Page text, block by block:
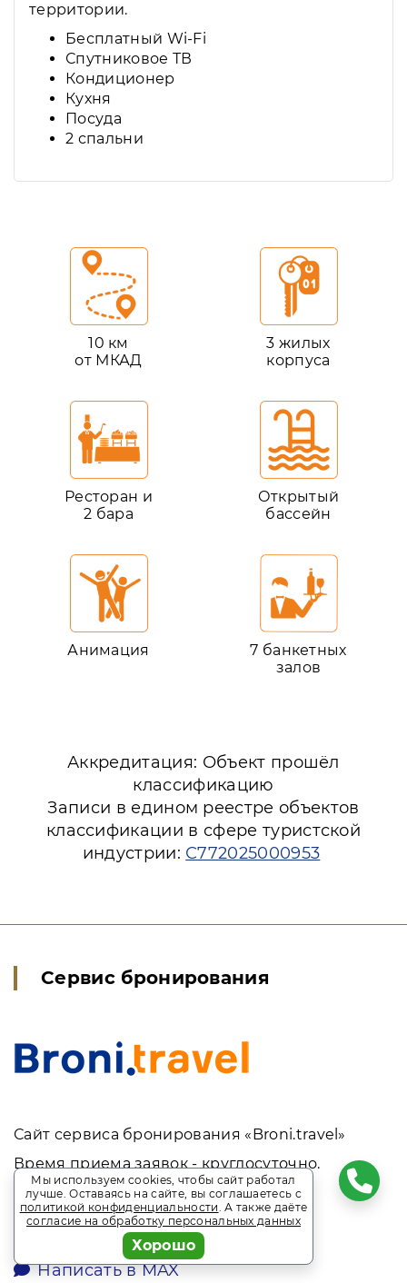
территории.
Бесплатный Wi-Fi
Спутниковое ТВ
Кондиционер
Кухня
Посуда
2 спальни
10 км
от МКАД
3 жилых
корпуса
Ресторан и
2 бара
Открытый
бассейн
Анимация
7 банкетных
залов
Аккредитация: Объект прошёл
классификацию
Записи в едином реестре объектов
классификации в сфере туристской
индустрии: С772025000953
Сервис бронирования
Сайт сервиса бронирования «Broni.travel»
Время приема заявок - круглосуточно.
8 (495) 513-10-23
Написать в WhatsApp
Написать в MAX
Мы используем cookies, чтобы сайт работал
лучше. Оставаясь на сайте, вы соглашаетесь с
политикой конфиденциальности. А также даёте
согласие на обработку персональных данных
Хорошо